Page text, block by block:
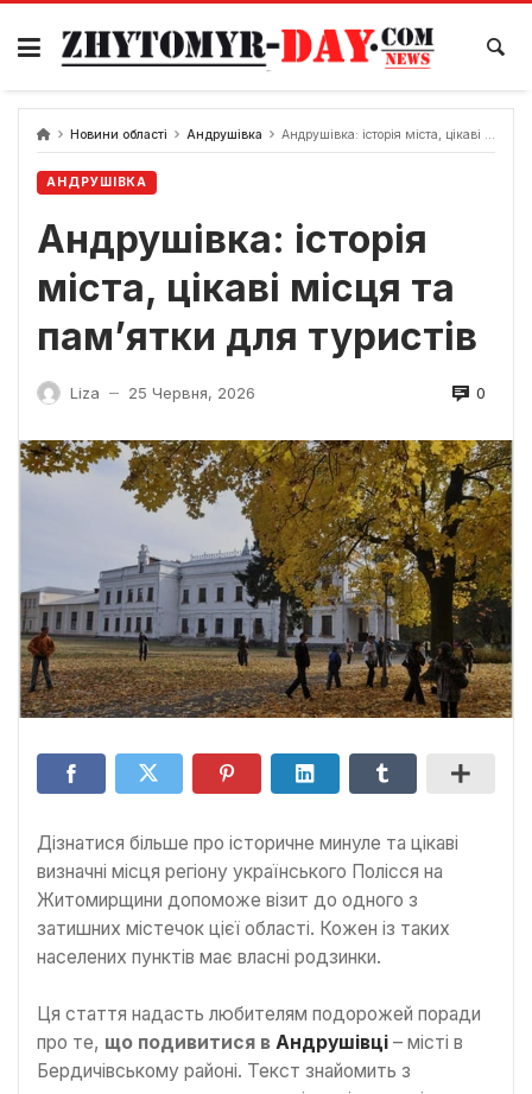
Skip
content
Новини області Андрушівка Андрушівка: історія міста, цікаві місця та пам’ятки для туристів
АНДРУШІВКА
Андрушівка: історія
міста, цікаві місця та
пам’ятки для туристів
Liza — 25 Червня, 2026 0
Дізнатися більше про історичне минуле та цікаві
визначні місця регіону українського Полісся на
Житомирщини допоможе візит до одного з
затишних містечок цієї області. Кожен із таких
населених пунктів має власні родзинки.
Ця стаття надасть любителям подорожей поради
про те, що подивитися в Андрушівці – місті в
Бердичівському районі. Текст знайомить з